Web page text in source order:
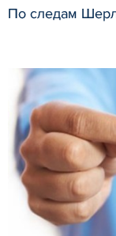
По следам